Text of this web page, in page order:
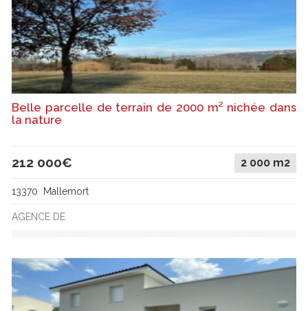
Belle parcelle de terrain de 2000 m² nichée dans
la nature
212 000€ 2 000 m2
13370 Mallemort
AGENCE DE